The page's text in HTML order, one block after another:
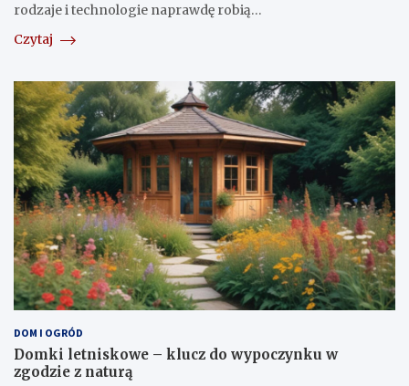
rodzaje i technologie naprawdę robią…
Czytaj
DOM I OGRÓD
Domki letniskowe – klucz do wypoczynku w
zgodzie z naturą